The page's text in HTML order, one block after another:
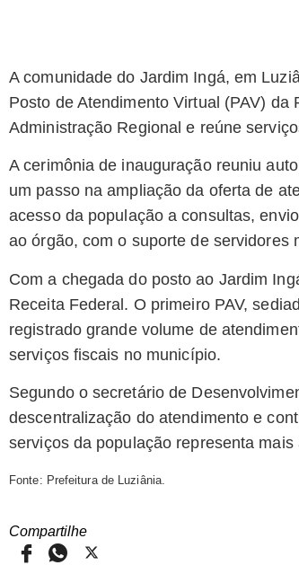
A comunidade do Jardim Ingá, em
Posto de Atendimento Virtual (PAV)
Administração Regional e reúne
A cerimônia de inauguração reuniu
um passo na ampliação da oferta de
acesso da população a consultas,
ao órgão, com o suporte de servidores
Com a chegada do posto ao Jardim
Receita Federal. O primeiro PAV,
registrado grande volume de
serviços fiscais no município.
Segundo o secretário de
descentralização do atendimento e
serviços da população representa
Fonte: Prefeitura de Luziânia.
Compartilhe